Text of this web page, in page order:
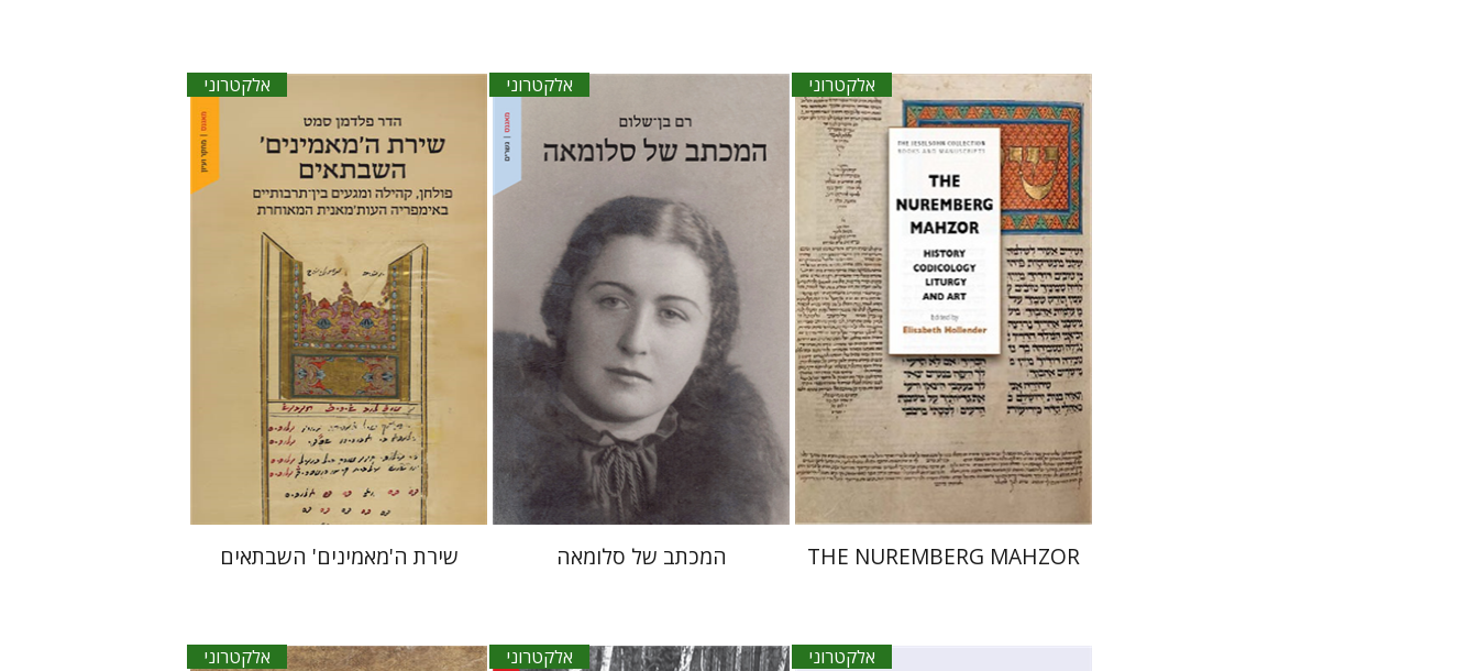
אלקטרוני
אליזבט הולנדר
הנחת אתר ספר אלקטרוני
$105
THE NUREMBERG MAHZOR
אלקטרוני
רם בן-שלום
הנחת אתר ספר אלקטרוני
$30
המכתב של סלומאה
אלקטרוני
הדר פלדמן סמט
הנחת אתר ספר אלקטרוני
$30
שירת ה'מאמינים' השבתאים
אלקטרוני אלקטרוני אלקטרוני